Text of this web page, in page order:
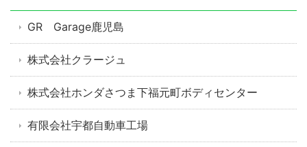
GR Garage鹿児島
株式会社クラージュ
株式会社ホンダさつま下福元町ボディセンター
有限会社宇都自動車工場